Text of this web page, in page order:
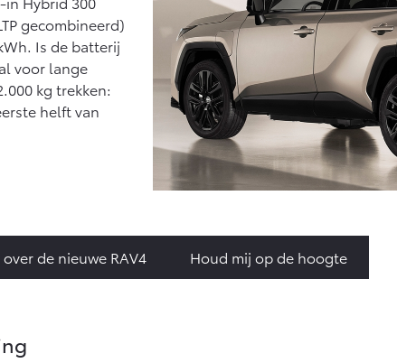
gecombineerd)
Is de batterij
voor lange
kg trekken:
helft van
over de nieuwe RAV4 Houd mij op de hoogte